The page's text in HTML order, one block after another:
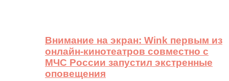
Внимание на экран: Wink первым из
онлайн-кинотеатров совместно с
МЧС России запустил экстренные
оповещения